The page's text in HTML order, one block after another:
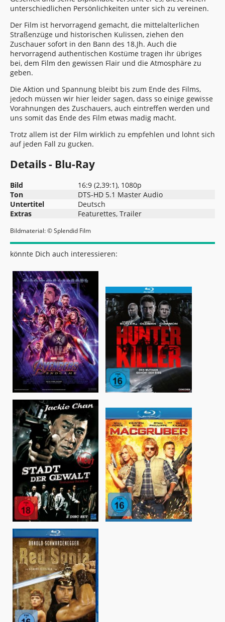
unterschiedlichen Persönlichkeiten unter sich zu vereinen.
Der Film ist hervorragend gemacht, die mittelalterlichen
Straßenzüge und historischen Kulissen, ziehen den
Zuschauer sofort in den Bann des 18.Jh. Auch die
hervorragend authentischen Kostüme tragen ihr übriges
bei, dem Film den gewissen Flair und die Atmosphäre zu
geben.
Die Aktion und Spannung bleibt bis zum Ende des Films,
jedoch müssen wir hier leider sagen, dass so einige gewisse
Vorahnungen des Zuschauers, auch eintreffen werden und
uns somit das Ende des Film etwas madig macht.
Trotz allem ist der Film wirklich zu empfehlen und lohnt sich
auf jeden Fall zu gucken.
Details - Blu-Ray
Bild
16:9 (2,39:1), 1080p
Ton
DTS-HD 5.1 Master Audio
Untertitel
Deutsch
Extras
Featurettes, Trailer
Bildmaterial: © Splendid Film
könnte Dich auch interessieren: